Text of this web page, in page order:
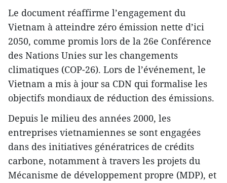
Le document réaffirme l’engagement du
Vietnam à atteindre zéro émission nette d’ici
2050, comme promis lors de la 26e Conférence
des Nations Unies sur les changements
climatiques (COP-26). Lors de l’événement, le
Vietnam a mis à jour sa CDN qui formalise les
objectifs mondiaux de réduction des émissions.
Depuis le milieu des années 2000, les
entreprises vietnamiennes se sont engagées
dans des initiatives génératrices de crédits
carbone, notamment à travers les projets du
Mécanisme de développement propre (MDP), et